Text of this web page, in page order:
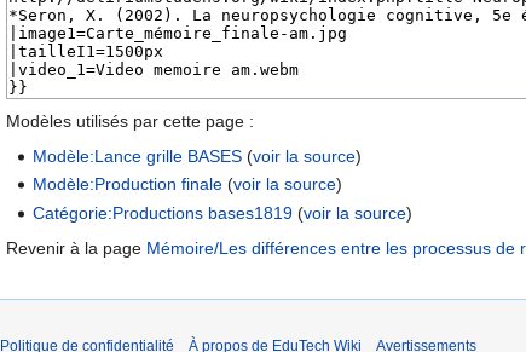
Modèles utilisés par cette page :
Modèle:Lance grille BASES (voir la source)
Modèle:Production finale (voir la source)
Catégorie:Productions bases1819 (voir la source)
Revenir à la page Mémoire/Les différences entre les processus
Politique de confidentialité À propos de EduTech Wiki Avertissements